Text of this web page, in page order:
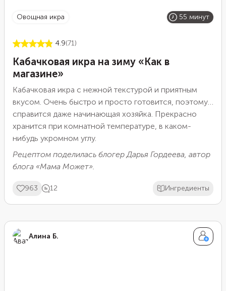
овощная икра 55 минут
4.9(71)
Кабачковая икра на зиму «Как в
магазине»
Кабачковая икра с нежной текстурой и приятным
вкусом. Очень быстро и просто готовится, поэтому
справится даже начинающая хозяйка. Прекрасно
хранится при комнатной температуре, в каком-
нибудь укромном углу.
Рецептом поделилась блогер Дарья Гордеева, автор
блога «Мама Может».
963 12 Ингредиенты
Алина Б.